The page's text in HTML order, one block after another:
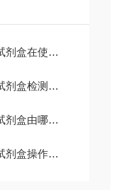
遇到一些常见问题
结果的判读
些部分组成？
作注意事项